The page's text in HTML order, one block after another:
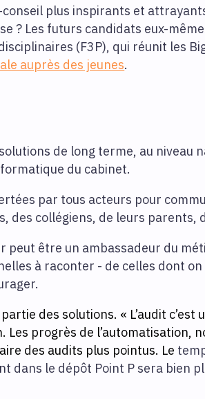
plus inspirants et
? Les futurs candidats eux-
(F3P), qui réunit les
auprès des jeunes.
de long terme, au niveau
du cabinet.
par tous acteurs pour
des collégiens, de leurs parents,
peut être un ambassadeur du
à raconter - de celles dont on
des solutions. « L’audit c’est
Les progrès de l’automatisation,
des audits plus pointus. Le
dans le dépôt Point P sera bien